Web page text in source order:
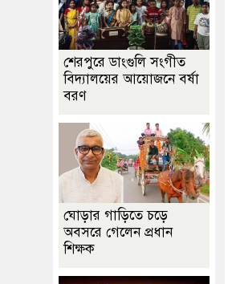
শেরপুরে ডাংগুলি সংগীত
বিদ্যালয়ের আয়োজনে বর্ষা
বরণ
ঘোড়ার গাড়িতে চড়ে
অবসরে গেলেন প্রধান
শিক্ষক